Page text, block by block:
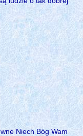
Niech Bóg Wam